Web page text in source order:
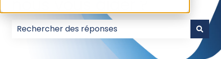
nous vous aider ?
Il n'y a aucune suggestion car le champ de